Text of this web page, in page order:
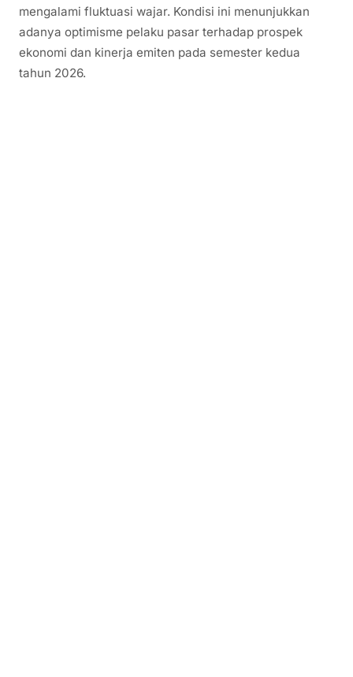
mengalami fluktuasi wajar. Kondisi ini menunjukkan
adanya optimisme pelaku pasar terhadap prospek
ekonomi dan kinerja emiten pada semester kedua
tahun 2026.